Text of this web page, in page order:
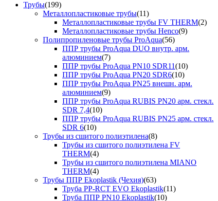
Трубы(199)
Металлопластиковые трубы(11)
Металлопластиковые трубы FV THERM(2)
Металлопластиковые трубы Henco(9)
Полипропиленовые трубы ProAqua(56)
ППР трубы ProAqua DUO внутр. арм.
алюминием(7)
ППР трубы ProAqua PN10 SDR11(10)
ППР трубы ProAqua PN20 SDR6(10)
ППР трубы ProAqua PN25 внешн. арм.
алюминием(9)
ППР трубы ProAqua RUBIS PN20 арм. стекл.
SDR 7,4(10)
ППР трубы ProAqua RUBIS PN25 арм. стекл.
SDR 6(10)
Трубы из сшитого полиэтилена(8)
Трубы из сшитого полиэтилена FV
THERM(4)
Трубы из сшитого полиэтилена MIANO
THERM(4)
Трубы ППР Ekoplastik (Чехия)(63)
Труба PP-RCT EVO Ekoplastik(11)
Труба ППР PN10 Ekoplastik(10)